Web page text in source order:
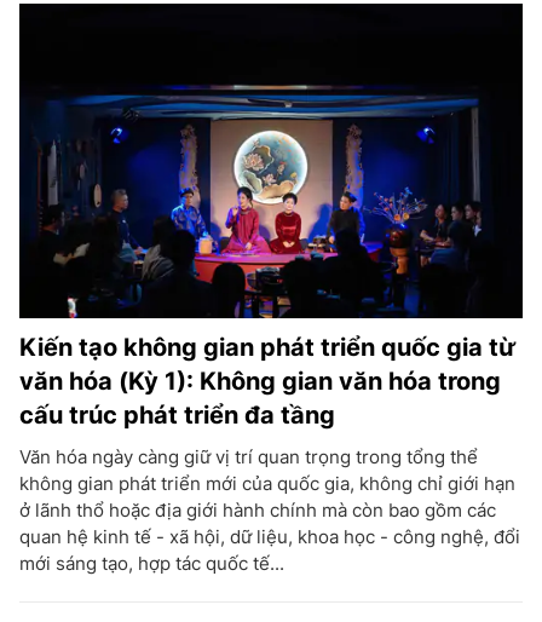
Kiến tạo không gian phát triển quốc gia từ
văn hóa (Kỳ 1): Không gian văn hóa trong
cấu trúc phát triển đa tầng
Văn hóa ngày càng giữ vị trí quan trọng trong tổng thể
không gian phát triển mới của quốc gia, không chỉ giới hạn
ở lãnh thổ hoặc địa giới hành chính mà còn bao gồm các
quan hệ kinh tế - xã hội, dữ liệu, khoa học - công nghệ, đổi
mới sáng tạo, hợp tác quốc tế...